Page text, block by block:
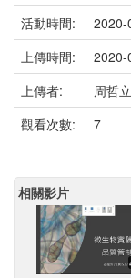
活動時間:
2020-
上傳時間:
2020-
上傳者:
周哲立
觀看次數:
7
相關影片